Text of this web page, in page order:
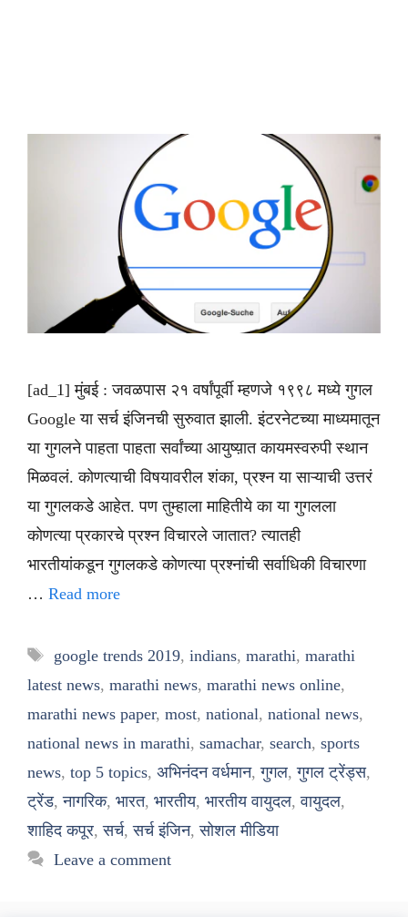
[ad_1] मुंबई : जवळपास २१ वर्षांपूर्वी म्हणजे १९९८ मध्ये गुगल
Google या सर्च इंजिनची सुरुवात झाली. इंटरनेटच्या माध्यमातून
या गुगलने पाहता पाहता सर्वांच्या आयुष्य़ात कायमस्वरुपी स्थान
मिळवलं. कोणत्याची विषयावरील शंका, प्रश्न या साऱ्याची उत्तरं
या गुगलकडे आहेत. पण तुम्हाला माहितीये का या गुगलला
कोणत्या प्रकारचे प्रश्न विचारले जातात? त्यातही
भारतीयांकडून गुगलकडे कोणत्या प्रश्नांची सर्वाधिकी विचारणा
… Read more
Tags
google trends 2019, indians, marathi, marathi
latest news, marathi news, marathi news online,
marathi news paper, most, national, national news,
national news in marathi, samachar, search, sports
news, top 5 topics, अभिनंदन वर्धमान,गुगल,गुगल ट्रेंड्स,
ट्रेंड,नागरिक, भारत, भारतीय, भारतीय वायुदल,वायुदल,
शाहिद कपूर,सर्च,सर्च इंजिन,सोशल मीडिया
Leave a comment